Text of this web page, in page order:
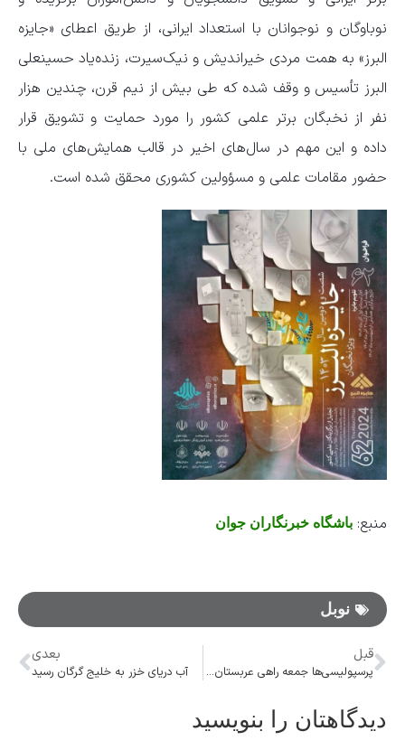
نوباوگان و نوجوانان با استعداد ایرانی، از طریق اعطای «جایزه
البرز» به همت مردی خیراندیش و نیک‌سیرت، زنده‌یاد حسینعلی
البرز تأسیس و وقف شده که طی بیش از نیم قرن، چندین هزار
نفر از نخبگان برتر علمی کشور را مورد حمایت و تشویق قرار
داده و این مهم در سال‌های اخیر در قالب همایش‌های ملی با
حضور مقامات علمی و مسؤولین کشوری محقق شده است.
منبع: باشگاه خبرنگاران جوان
نوبل
قبل
پرسپولیسی‌ها جمعه راهی عربستان می‌شوند/ اعلام برنامه سرخپوشان برای بازی با النصر
بعدی
آب دریای خزر به خلیج گرگان رسید
دیدگاهتان را بنویسید